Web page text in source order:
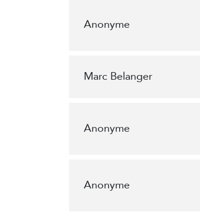
Anonyme
Marc Belanger
Anonyme
Anonyme